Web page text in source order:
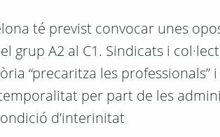
té previst convocar unes
grup A2 al C1. Sindicats i
“precaritza les professionals”
per part de les
d’interinitat